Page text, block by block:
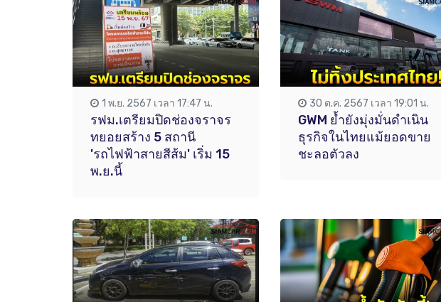
1 พ.ย. 2567 เวลา 17:47 น.
รฟม.เตรียมปิดช่องจราจร
ทยอยสร้าง 5 สถานี
'รถไฟฟ้าสายสีส้ม' เริ่ม 15
พ.ย.นี้
30 ต.ค. 2567 เวลา 19:01 น.
GWM ย้ำยังมุ่งมั่นดำเนิน
ธุรกิจในไทยแม้ยอดขาย
ชะลอตัวลง